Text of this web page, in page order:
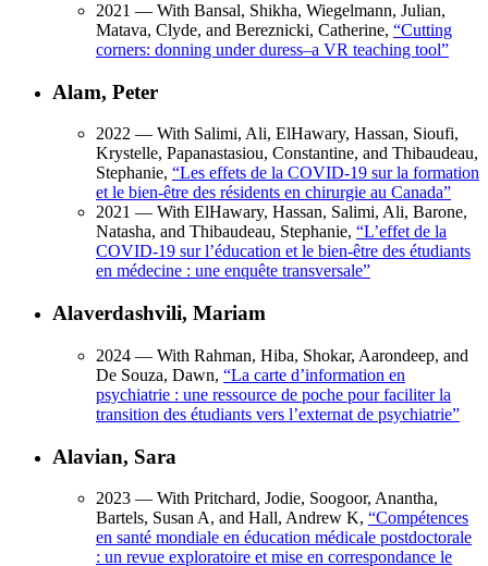
2021 — With Bansal, Shikha, Wiegelmann, Julian,
Matava, Clyde, and Bereznicki, Catherine, “Cutting
corners: donning under duress–a VR teaching tool”
Alam, Peter
2022 — With Salimi, Ali, ElHawary, Hassan, Sioufi,
Krystelle, Papanastasiou, Constantine, and Thibaudeau,
Stephanie, “Les effets de la COVID-19 sur la formation
et le bien-être des résidents en chirurgie au Canada”
2021 — With ElHawary, Hassan, Salimi, Ali, Barone,
Natasha, and Thibaudeau, Stephanie, “L’effet de la
COVID-19 sur l’éducation et le bien-être des étudiants
en médecine : une enquête transversale”
Alaverdashvili, Mariam
2024 — With Rahman, Hiba, Shokar, Aarondeep, and
De Souza, Dawn, “La carte d’information en
psychiatrie : une ressource de poche pour faciliter la
transition des étudiants vers l’externat de psychiatrie”
Alavian, Sara
2023 — With Pritchard, Jodie, Soogoor, Anantha,
Bartels, Susan A, and Hall, Andrew K, “Compétences
en santé mondiale en éducation médicale postdoctorale
: un revue exploratoire et mise en correspondance le